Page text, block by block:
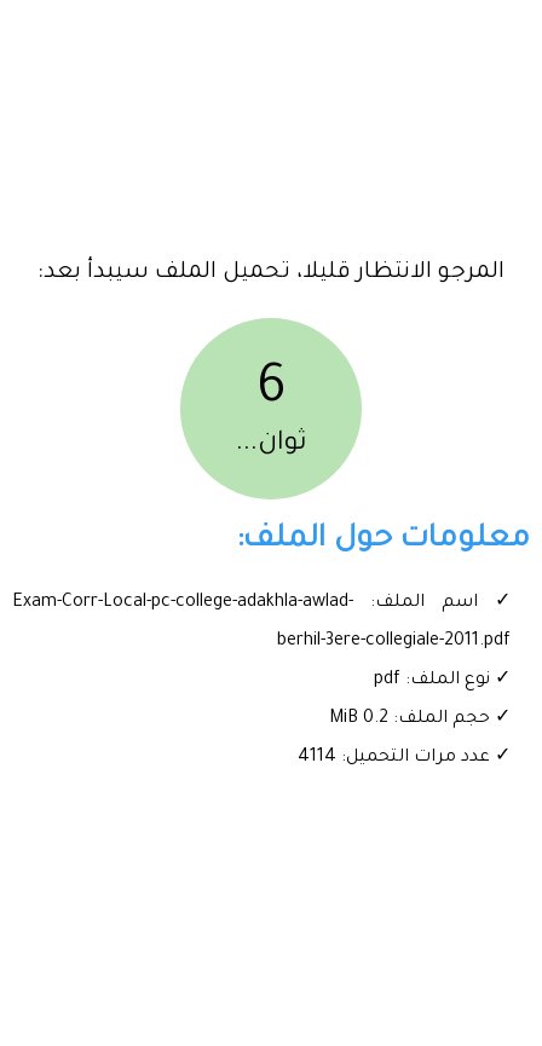
المرجو الانتظار قليلا، تحميل الملف سيبدأ بعد:
6
ثوان...
معلومات حول الملف:
✓ اسم الملف: Exam-Corr-Local-pc-college-adakhla-awlad-
berhil-3ere-collegiale-2011.pdf
✓ نوع الملف: pdf
✓ حجم الملف: 0.2 MiB
✓ عدد مرات التحميل: 4114